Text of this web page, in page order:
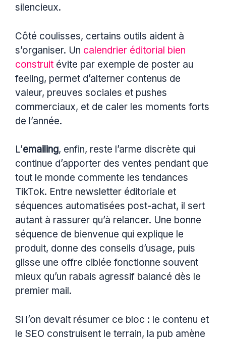
silencieux.
Côté coulisses, certains outils aident à
s’organiser. Un calendrier éditorial bien
construit évite par exemple de poster au
feeling, permet d’alterner contenus de
valeur, preuves sociales et pushes
commerciaux, et de caler les moments forts
de l’année.
L’emailing, enfin, reste l’arme discrète qui
continue d’apporter des ventes pendant que
tout le monde commente les tendances
TikTok. Entre newsletter éditoriale et
séquences automatisées post-achat, il sert
autant à rassurer qu’à relancer. Une bonne
séquence de bienvenue qui explique le
produit, donne des conseils d’usage, puis
glisse une offre ciblée fonctionne souvent
mieux qu’un rabais agressif balancé dès le
premier mail.
Si l’on devait résumer ce bloc : le contenu et
le SEO construisent le terrain, la pub amène